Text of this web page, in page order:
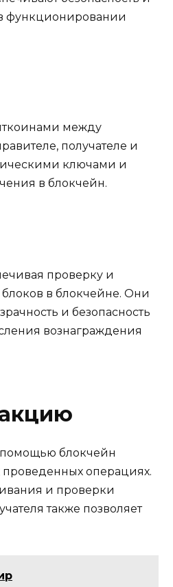
функционировании
между
получателе и
ключами и
в блокчейн.
проверку и
в блокчейне. Они
и безопасность
вознагpаждения
помощью блокчейн
операциях.​
и проверки
также позволяет